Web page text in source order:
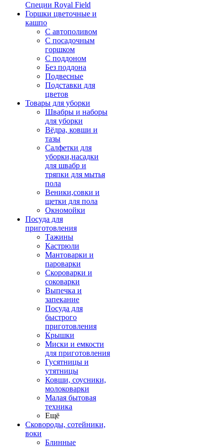
Специи Royal Field
Горшки цветочные и
кашпо
С автополивом
С посадочным
горшком
С поддоном
Без поддона
Подвесные
Подставки для
цветов
Товары для уборки
Швабры и наборы
для уборки
Вёдра, ковши и
тазы
Салфетки для
уборки,насадки
для швабр и
тряпки для мытья
пола
Веники,совки и
щетки для пола
Окномойки
Посуда для
приготовления
Тажины
Кастрюли
Мантоварки и
пароварки
Скороварки и
соковарки
Выпечка и
запекание
Посуда для
быстрого
приготовления
Крышки
Миски и емкости
для приготовления
Гусятницы и
утятницы
Ковши, соусники,
молоковарки
Малая бытовая
техника
Ещё
Сковороды, сотейники,
воки
Блинные